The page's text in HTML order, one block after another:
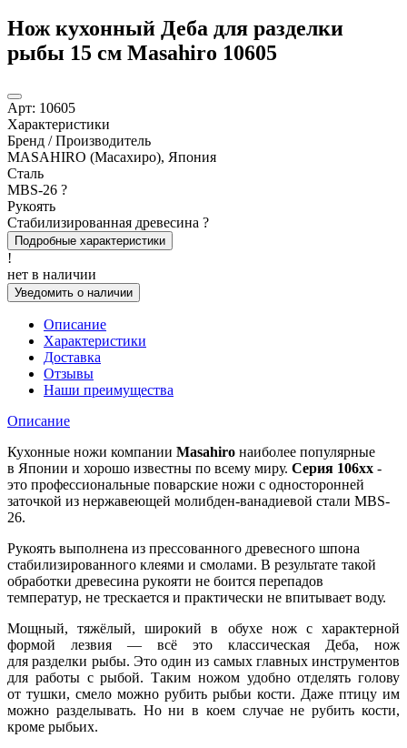
Нож кухонный Деба для разделки
рыбы 15 см Masahiro 10605
Арт: 10605
Характеристики
Бренд / Производитель
MASAHIRO (Масахиро), Япония
Сталь
MBS-26 ?
Рукоять
Стабилизированная древесина ?
Подробные характеристики
!
нет в наличии
Уведомить о наличии
Описание
Характеристики
Доставка
Отзывы
Наши преимущества
Описание
Кухонные ножи компании Masahiro наиболее популярные
в Японии и хорошо известны по всему миру. Серия 106хх -
это профессиональные поварские ножи с односторонней
заточкой из нержавеющей молибден-ванадиевой стали MBS-
26.
Рукоять выполнена из прессованного древесного шпона
стабилизированного клеями и смолами. В результате такой
обработки древесина рукояти не боится перепадов
температур, не трескается и практически не впитывает воду.
Мощный, тяжёлый, широкий в обухе нож с характерной
формой лезвия — всё это классическая Деба, нож
для разделки рыбы. Это один из самых главных инструментов
для работы с рыбой. Таким ножом удобно отделять голову
от тушки, смело можно рубить рыбьи кости. Даже птицу им
можно разделывать. Но ни в коем случае не рубить кости,
кроме рыбьих.